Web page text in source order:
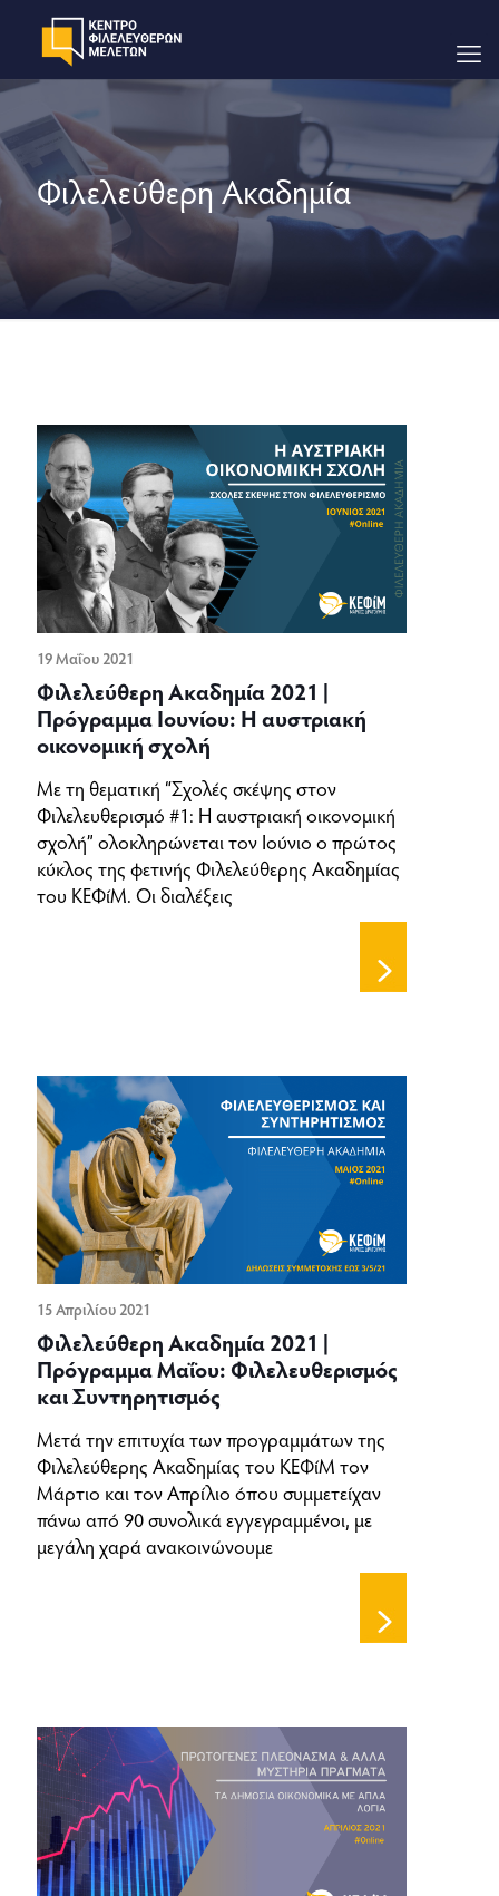
Φιλελεύθερη Ακαδημία
19 Μαΐου 2021
Φιλελεύθερη Ακαδημία 2021 |
Πρόγραμμα Ιουνίου: Η αυστριακή
οικονομική σχολή
Με τη θεματική “Σχολές σκέψης στον
Φιλελευθερισμό #1: Η αυστριακή οικονομική
σχολή” ολοκληρώνεται τον Ιούνιο ο πρώτος
κύκλος της φετινής Φιλελεύθερης Ακαδημίας
του ΚΕΦίΜ. Οι διαλέξεις
15 Απριλίου 2021
Φιλελεύθερη Ακαδημία 2021 |
Πρόγραμμα Μαΐου: Φιλελευθερισμός
και Συντηρητισμός
Μετά την επιτυχία των προγραμμάτων της
Φιλελεύθερης Ακαδημίας του ΚΕΦίΜ τον
Μάρτιο και τον Απρίλιο όπου συμμετείχαν
πάνω από 90 συνολικά εγγεγραμμένοι, με
μεγάλη χαρά ανακοινώνουμε